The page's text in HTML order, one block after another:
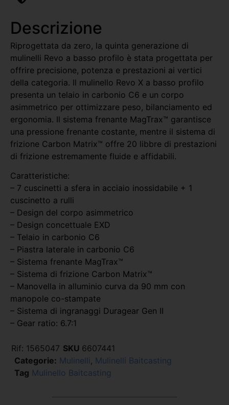
Descrizione
Riprogettata da zero, la quinta generazione di
mulinelli Revo a basso profilo è stata progettata per
offrire precisione, potenza e prestazioni ai vertici
della categoria. Il mulinello Revo X a basso profilo
presenta un telaio in carbonio C6 e un corpo
asimmetrico per ottimizzare peso, bilanciamento ed
ergonomia. Il sistema frenante MagTrax™ garantisce
una pressione frenante costante, mentre il sistema di
frizione Carbon Matrix™ offre 20 libbre di prestazioni
di frizione estremamente fluide e affidabili.
Caratteristiche:
– 7 cuscinetti a sfera in acciaio inossidabile + 1
cuscinetto a rulli
– Design del corpo asimmetrico
– Design concettuale EXD
– Telaio in carbonio C6
– Piastra laterale in carbonio C6
– Sistema frenante MagTrax™
– Sistema di frizione Carbon Matrix™
– Manovella in alluminio curva da 90 mm con
manopole co-stampate
– Sistema di ingranaggi Duragear Gen II
– Gear ratio: 6.7:1
Rif: 1565047 SKU 6607441
Categorie: Mulinelli , Mulinelli Baitcasting
Tag Mulinello Baitcasting